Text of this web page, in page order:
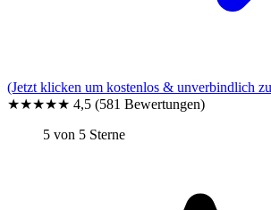
(Jetzt klicken um kostenlos & unverbindlich
★★★★★ 4,5 (581 Bewertungen)
5 von 5 Sterne